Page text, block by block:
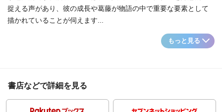
捉える声があり、彼の成長や葛藤が物語の中で重要な要素として
描かれていることが伺えます...
もっと見る
書店などで詳細を見る